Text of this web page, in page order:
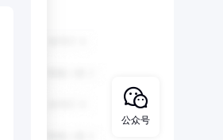
公众号